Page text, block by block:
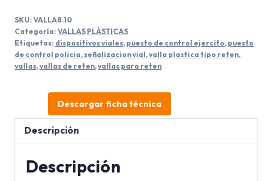
Tipo
Reten
Liviana
SKU: VALLA8.10
Categoría: VALLAS PLÁSTICAS
Etiquetas: dispositivos viales, puesto de control ejercito, puesto
de control policia, señalizacion vial,valla plastica tipo reten,
vallas,vallas de reten,vallas para reten
Descargar ficha técnica
Descripción
Descripción